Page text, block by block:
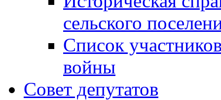
сельского
Список
войны
Совет депутатов